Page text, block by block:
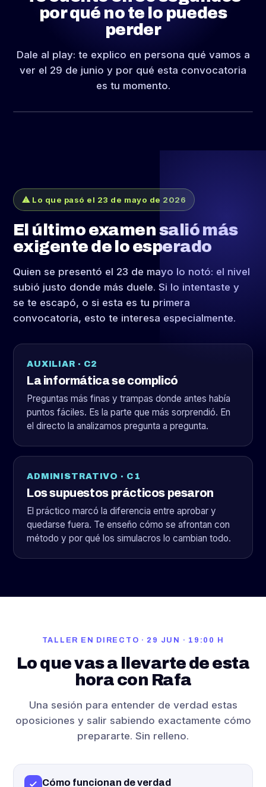
por qué no te lo puedes
perder
Dale al play: te explico en persona qué vamos a
ver el 29 de junio y por qué esta convocatoria
es tu momento.
⚠ Lo que pasó el 23 de mayo de 2026
El último examen salió más
exigente de lo esperado
Quien se presentó el 23 de mayo lo notó: el nivel
subió justo donde más duele. Si lo intentaste y
se te escapó, o si esta es tu primera
convocatoria, esto te interesa especialmente.
AUXILIAR · C2
La informática se complicó
Preguntas más finas y trampas donde antes había
puntos fáciles. Es la parte que más sorprendió. En
el directo la analizamos pregunta a pregunta.
ADMINISTRATIVO · C1
Los supuestos prácticos pesaron
El práctico marcó la diferencia entre aprobar y
quedarse fuera. Te enseño cómo se afrontan con
método y por qué los simulacros lo cambian todo.
TALLER EN DIRECTO · 29 JUN · 19:00 H
Lo que vas a llevarte de esta
hora con Rafa
Una sesión para entender de verdad estas
oposiciones y salir sabiendo exactamente cómo
prepararte. Sin relleno.
Cómo funcionan de verdad